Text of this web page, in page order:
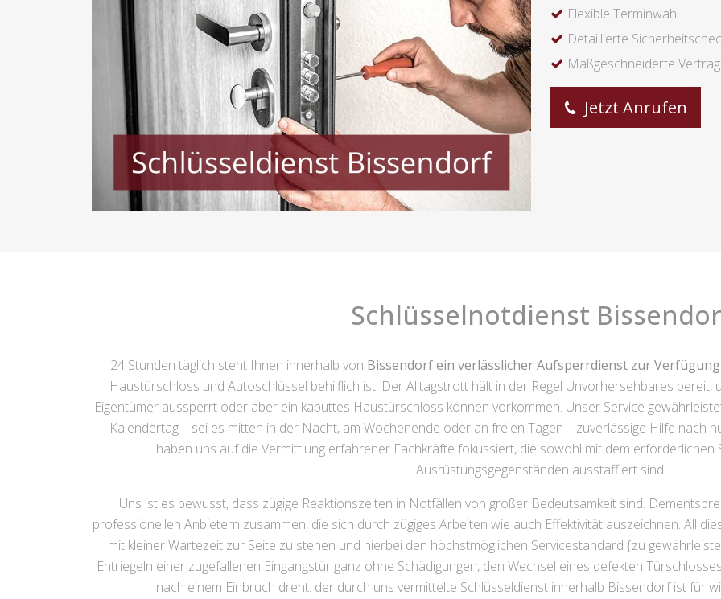
Flexible Terminwahl
Detaillierte
Maßgeschneiderte
Jetzt Anrufen
Schlüsselnotdienst
24 Stunden täglich steht Ihnen innerhalb von Bissendorf ein verlässlicher Aufsperrdienst zur Verfügung
Haustürschloss und Autoschlüssel behilflich ist. Der Alltagstrott hält in der Regel Unvorhersehbares bereit,
Eigentümer aussperrt oder aber ein kaputtes Haustürschloss können vorkommen. Unser Service
Kalendertag – sei es mitten in der Nacht, am Wochenende oder an freien Tagen – zuverlässige Hilfe nach
haben uns auf die Vermittlung erfahrener Fachkräfte fokussiert, die sowohl mit dem erforderlichen
Ausrüstungsgegenständen ausstaffiert sind.
Uns ist es bewusst, dass zügige Reaktionszeiten in Notfällen von großer Bedeutsamkeit sind.
professionellen Anbietern zusammen, die sich durch zügiges Arbeiten wie auch Effektivität auszeichnen. All
mit kleiner Wartezeit zur Seite zu stehen und hierbei den höchstmöglichen Servicestandard {zu
Entriegeln einer zugefallenen Eingangstür ganz ohne Schädigungen, den Wechsel eines defekten
nach einem Einbruch dreht: der durch uns vermittelte Schlüsseldienst innerhalb Bissendorf ist für